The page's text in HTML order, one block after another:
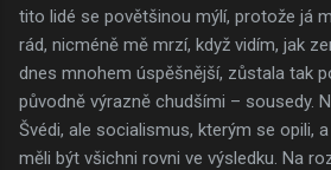
tito lidé se povětšinou mýlí, protože já
rád, nicméně mě mrzí, když vidím, jak
dnes mnohem úspěšnější, zůstala tak
původně výrazně chudšími – sousedy.
Švédi, ale socialismus, kterým se opili,
měli být všichni rovni ve výsledku. Na